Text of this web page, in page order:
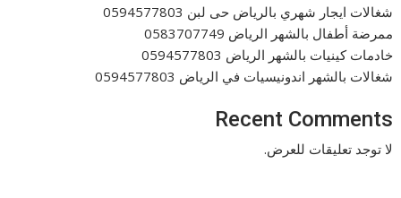
شغالات ايجار شهري بالرياض حى لبن 0594577803
ممرضة أطفال بالشهر الرياض 0583707749
خادمات كينيات بالشهر الرياض 0594577803
شغالات بالشهر اندونيسيات في الرياض 0594577803
Recent Comments
لا توجد تعليقات للعرض.